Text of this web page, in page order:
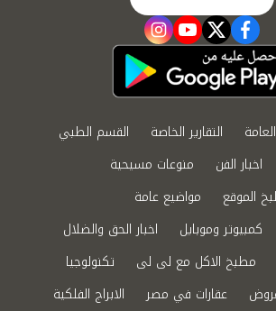
facebook
twitter
youtube
instagram
التقارير الخاصة
القسم الطبي
اخبار الفن
منوعات مسيحية
الموقع
مواضيع عامة
كمبيوتر وموبايل
اخبار الحق والضلال
مطبخ الاكل مع لى لى
تكنولوجيا
عقارات في مصر الابراج الفلكية